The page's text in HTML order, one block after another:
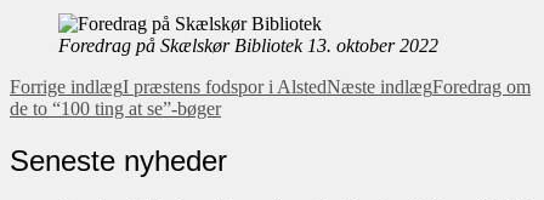
Foredrag på Skælskør Bibliotek 13. oktober 2022
Indlæg
navigation
Forrige indlægI præstens fodspor i AlstedNæste indlægForedrag om
de to “100 ting at se”-bøger
Seneste nyheder